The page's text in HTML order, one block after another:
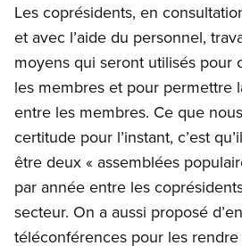
Les coprésidents, en
et avec l’aide du personnel,
moyens qui seront utilisés pour
les membres et pour permettre
entre les membres. Ce que
certitude pour l’instant, c’est
être deux « assemblées
par année entre les
secteur. On a aussi proposé
téléconférences pour les